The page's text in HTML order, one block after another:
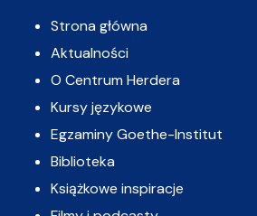
Strona główna
Aktualności
O Centrum Herdera
Kursy językowe
Egzaminy Goethe-Institut
Biblioteka
Książkowe inspiracje